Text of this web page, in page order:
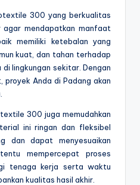
300 yang berkualitas
mendapatkan manfaat
memiliki ketebalan yang
kuat, dan tahan terhadap
lingkungan sekitar. Dengan
proyek Anda di Padang akan
300 juga memudahkan
ini ringan dan fleksibel
dan dapat menyesuaikan
mempercepat proses
tenaga kerja serta waktu
kualitas hasil akhir.